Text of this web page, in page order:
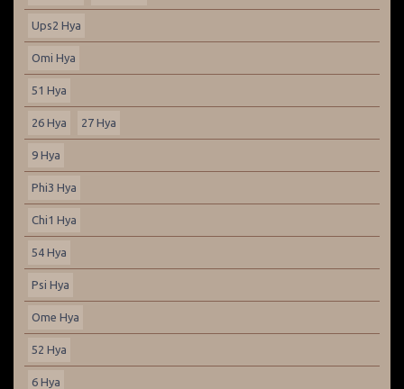
Ups2 Hya
Omi Hya
51 Hya
26 Hya 27 Hya
9 Hya
Phi3 Hya
Chi1 Hya
54 Hya
Psi Hya
Ome Hya
52 Hya
6 Hya